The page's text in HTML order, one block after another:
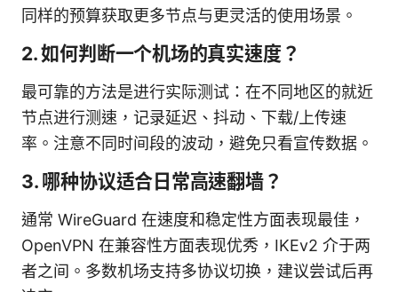
同样的预算获取更多节点与更灵活的使用场景。
2. 如何判断一个机场的真实速度？
最可靠的方法是进行实际测试：在不同地区的就近
节点进行测速，记录延迟、抖动、下载/上传速
率。注意不同时间段的波动，避免只看宣传数据。
3. 哪种协议适合日常高速翻墙？
通常 WireGuard 在速度和稳定性方面表现最佳，
OpenVPN 在兼容性方面表现优秀，IKEv2 介于两
者之间。多数机场支持多协议切换，建议尝试后再